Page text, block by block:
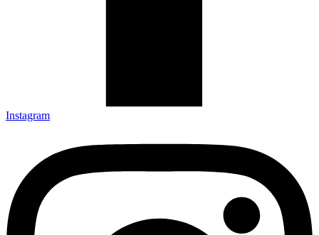
Instagram